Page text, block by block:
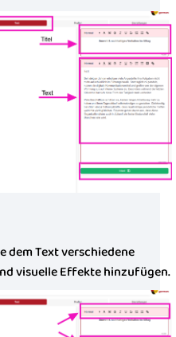
dem Text verschiedene
visuelle Effekte hinzufügen.